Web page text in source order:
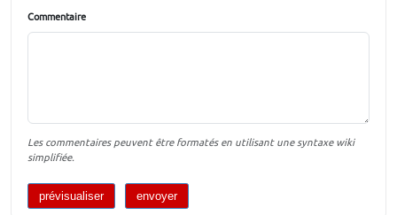
Commentaire
Les commentaires peuvent être formatés en utilisant une syntaxe wiki
simplifiée.